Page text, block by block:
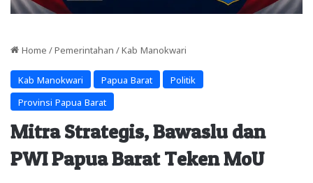
Home / Pemerintahan / Kab Manokwari
Kab Manokwari Papua Barat Politik
Provinsi Papua Barat
Mitra Strategis, Bawaslu dan
PWI Papua Barat Teken MoU